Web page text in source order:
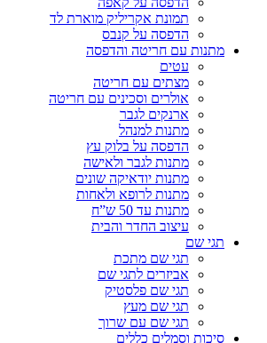
תמונת אקריליק מוארת לד
הדפסה על קנבס
מתנות עם חריטה והדפסה
עטים
מצתים עם חריטה
אולרים וסכינים עם חריטה
ארנקים לגבר
מתנות למנהל
הדפסה על בלוק עץ
מתנות לגבר ולאישה
מתנות יודאיקה שונים
מתנות לרופא ולאחות
מתנות עד 50 ש”ח
עיצוב החדר והבית
תגי שם
תגי שם מתכת
אביזרים לתגי שם
תגי שם פלסטיק
תגי שם מעץ
תגי שם עם שרוך
סיכות וסמלים כללים